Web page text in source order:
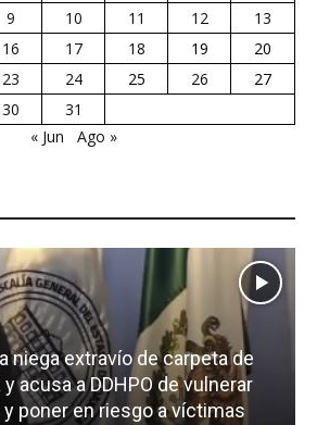
9 10 11 12
13
16 17 18 19
20
23 24 25 26
27
30
31
« Jun
Ago »
niega extravío de carpeta de
acusa a DDHPO de vulnerar
poner en riesgo a víctimas